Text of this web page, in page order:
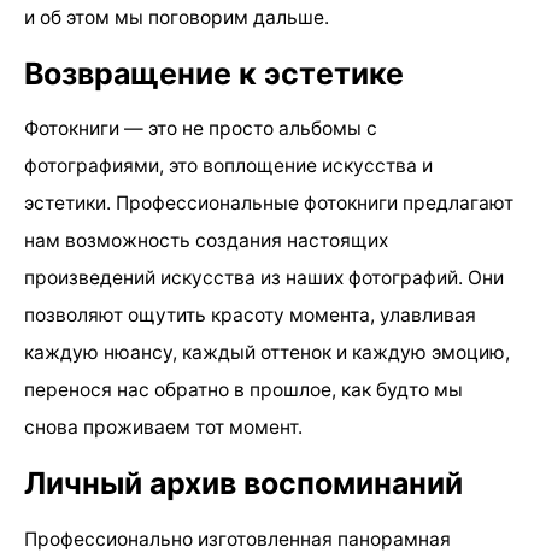
и об этом мы поговорим дальше.
Возвращение к эстетике
Фотокниги — это не просто альбомы с
фотографиями, это воплощение искусства и
эстетики. Профессиональные фотокниги предлагают
нам возможность создания настоящих
произведений искусства из наших фотографий. Они
позволяют ощутить красоту момента, улавливая
каждую нюансу, каждый оттенок и каждую эмоцию,
перенося нас обратно в прошлое, как будто мы
снова проживаем тот момент.
Личный архив воспоминаний
Профессионально изготовленная панорамная